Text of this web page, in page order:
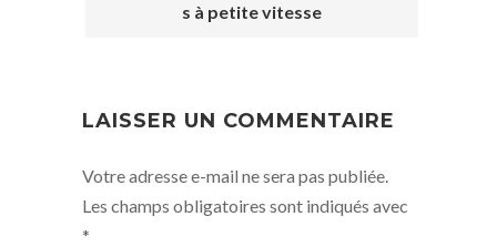
s à petite vitesse
LAISSER UN COMMENTAIRE
Votre adresse e-mail ne sera pas publiée.
Les champs obligatoires sont indiqués avec
*